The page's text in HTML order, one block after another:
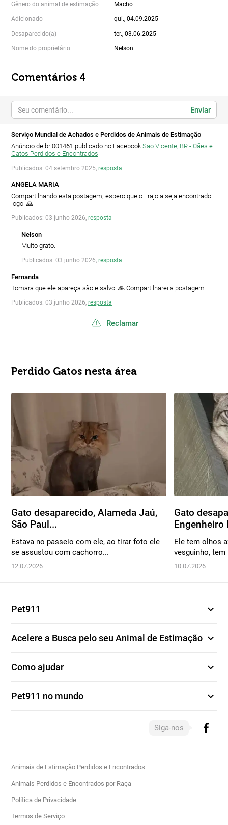
Gênero do animal de estimação Macho
Adicionado qui., 04.09.2025
Desaparecido(a) ter., 03.06.2025
Nome do proprietário Nelson
Comentários 4
Enviar
Serviço Mundial de Achados e Perdidos de Animais de Estimação
Anúncio de brl001461 publicado no Facebook Sao Vicente, BR - Cães e
Gatos Perdidos e Encontrados
Publicados: 04 setembro 2025, resposta
ANGELA MARIA
Compartilhando esta postagem; espero que o Frajola seja encontrado
logo! 🙏
Publicados: 03 junho 2026, resposta
Nelson
Muito grato.
Publicados: 03 junho 2026, resposta
Fernanda
Tomara que ele apareça são e salvo! 🙏 Compartilharei a postagem.
Publicados: 03 junho 2026, resposta
Reclamar
Perdido Gatos nesta área
Gato desaparecido, Alameda Jaú,
São Paul...
Estava no passeio com ele, ao tirar foto ele
se assustou com cachorro...
12.07.2026
Gato
Engenheiro
Ele tem olhos
vesguinho,
10.07.2026
Pet911 expand_more
Acelere a Busca pelo seu Animal de Estimação expand_more
Como ajudar expand_more
Pet911 no mundo expand_more
Siga-nos
Animais de Estimação Perdidos e Encontrados
Animais Perdidos e Encontrados por Raça
Política de Privacidade
Termos de Serviço